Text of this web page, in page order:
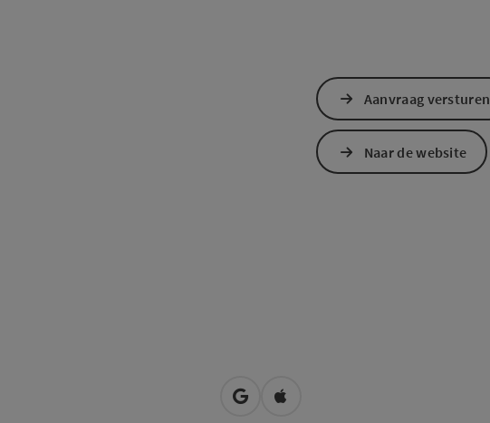
Openen in Google Maps
Openen in Apple Maps
Aanvraag versturen
Naar de website